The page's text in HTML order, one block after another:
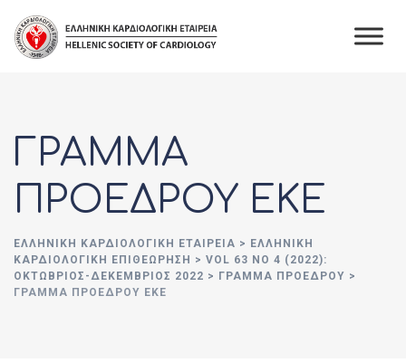
content
ΓΡΑΜΜΑ
ΠΡΟΕΔΡΟΥ ΕΚΕ
ΕΛΛΗΝΙΚΉ ΚΑΡΔΙΟΛΟΓΙΚΉ ΕΤΑΙΡΕΊΑ > ΕΛΛΗΝΙΚΗ
ΚΑΡΔΙΟΛΟΓΙΚΗ ΕΠΙΘΕΩΡΗΣΗ > VOL 63 NO 4 (2022):
ΟΚΤΩΒΡΙΟΣ-ΔΕΚΕΜΒΡΙΟΣ 2022 > ΓΡΑΜΜΑ ΠΡΟΕΔΡΟΥ >
ΓΡΑΜΜΑ ΠΡΟΕΔΡΟΥ ΕΚΕ